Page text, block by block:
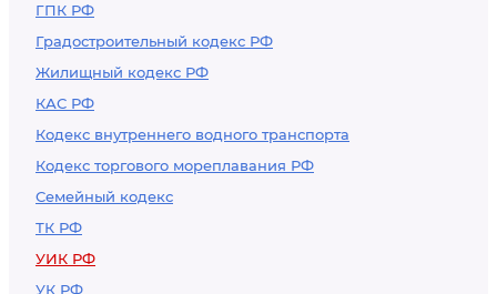
ГПК РФ
Градостроительный кодекс РФ
Жилищный кодекс РФ
КАС РФ
Кодекс внутреннего водного транспорта
Кодекс торгового мореплавания РФ
Семейный кодекс
ТК РФ
УИК РФ
УК РФ